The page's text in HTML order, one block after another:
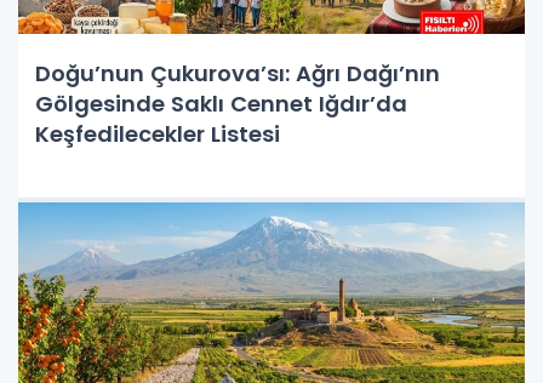
Doğu’nun Çukurova’sı: Ağrı Dağı’nın
Gölgesinde Saklı Cennet Iğdır’da
Keşfedilecekler Listesi